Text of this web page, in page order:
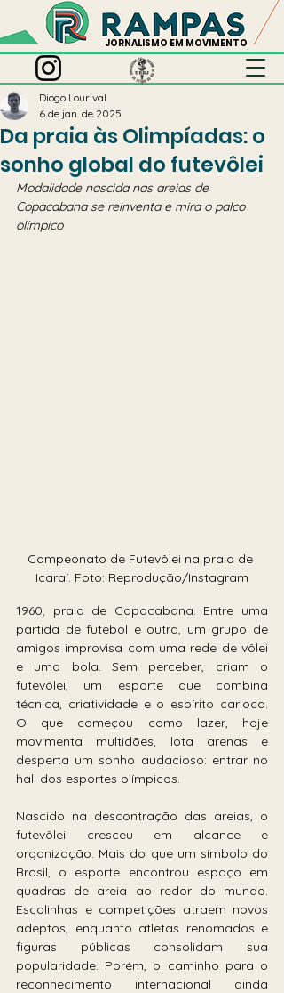
JORNALISMO EM MOVIMENTO
Da praia às Olimpíadas: o
sonho global do futevôlei
Diogo Lourival
6 de jan. de 2025
Modalidade nascida nas areias de
Copacabana se reinventa e mira o palco
olímpico
Campeonato de Futevôlei na praia de
Icaraí. Foto: Reprodução/Instagram
1960, praia de Copacabana. Entre uma
partida de futebol e outra, um grupo de
amigos improvisa com uma rede de vôlei
e uma bola. Sem perceber, criam o
futevôlei, um esporte que combina
técnica, criatividade e o espírito carioca.
O que começou como lazer, hoje
movimenta multidões, lota arenas e
desperta um sonho audacioso: entrar no
hall dos esportes olímpicos.
Nascido na descontração das areias, o
futevôlei cresceu em alcance e
organização. Mais do que um símbolo do
Brasil, o esporte encontrou espaço em
quadras de areia ao redor do mundo.
Escolinhas e competições atraem novos
adeptos, enquanto atletas renomados e
figuras públicas consolidam sua
popularidade. Porém, o caminho para o
reconhecimento internacional ainda